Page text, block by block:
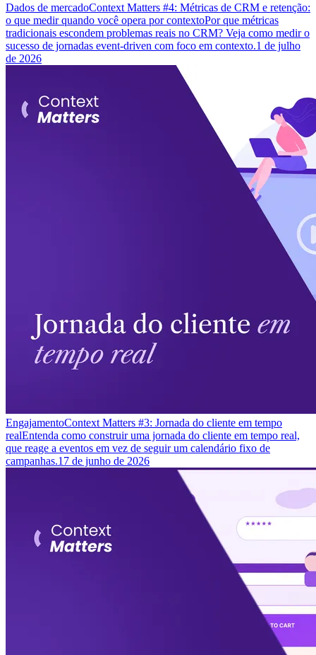
Dados de mercadoContext Matters #4: Métricas de CRM e retenção:
o que medir quando você opera por contextoPor que métricas
tradicionais escondem problemas reais no CRM? Veja como medir o
sucesso de jornadas event-driven com foco em contexto.1 de julho
de 2026
EngajamentoContext Matters #3: Jornada do cliente em tempo
realEntenda como construir uma jornada do cliente em tempo real,
que reage a eventos em vez de seguir um calendário fixo de
campanhas.17 de junho de 2026